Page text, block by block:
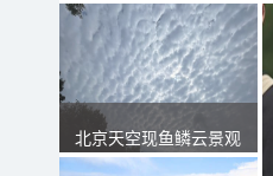
北京天空现鱼鳞云景观